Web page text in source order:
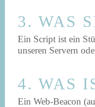
3. WAS
Ein Script ist ein
unseren Servern
4. WAS
Ein Web-Beacon